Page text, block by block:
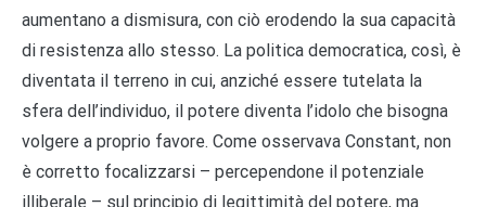
aumentano a dismisura, con ciò erodendo la sua capacità
di resistenza allo stesso. La politica democratica, così, è
diventata il terreno in cui, anziché essere tutelata la
sfera dell’individuo, il potere diventa l’idolo che bisogna
volgere a proprio favore. Come osservava Constant, non
è corretto focalizzarsi – percependone il potenziale
illiberale – sul principio di legittimità del potere, ma